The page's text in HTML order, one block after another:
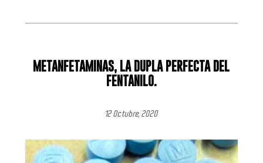
METANFETAMINAS, LA DUPLA PERFECTA DEL
FENTANILO.
12 Octubre, 2020